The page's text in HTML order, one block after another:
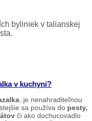
byliniek v talianskej
v kuchyni?
, je nenahraditeľnou
sa používa do pesty,
či ako dochucovadlo